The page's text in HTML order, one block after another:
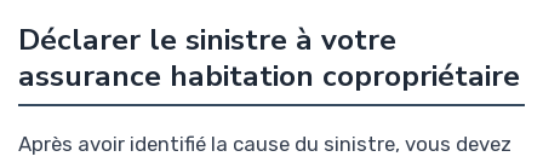
Déclarer le sinistre à votre
assurance habitation copropriétaire
Après avoir identifié la cause du sinistre, vous devez